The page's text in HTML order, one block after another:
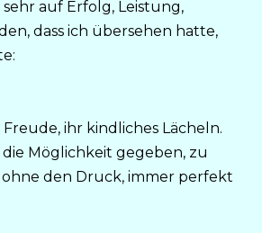
auf Erfolg, Leistung,
dass ich übersehen hatte,
ihr kindliches Lächeln.
Möglichkeit gegeben, zu
den Druck, immer perfekt